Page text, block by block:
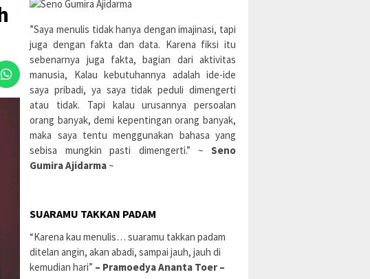
”Saya menulis tidak hanya dengan imajinasi, tapi
juga dengan fakta dan data. Karena fiksi itu
sebenarnya juga fakta, bagian dari aktivitas
manusia, Kalau kebutuhannya adalah ide-ide
saya pribadi, ya saya tidak peduli dimengerti
atau tidak. Tapi kalau urusannya persoalan
orang banyak, demi kepentingan orang banyak,
maka saya tentu menggunakan bahasa yang
sebisa mungkin pasti dimengerti.” ~ Seno
Gumira Ajidarma~
SUARAMU TAKKAN PADAM
“Karena kau menulis… suaramu takkan padam
ditelan angin, akan abadi, sampai jauh, jauh di
kemudian hari” – Pramoedya Ananta Toer –